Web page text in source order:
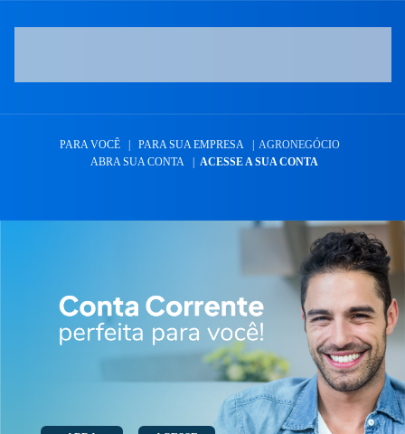
PARA VOCÊ PARA SUA EMPRESA
AGRONEGÓCIO
ABRA SUA CONTA
ACESSE A SUA CONTA